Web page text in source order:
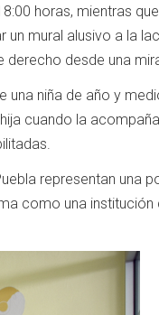
horas, mientras
mural alusivo a la
derecho desde una
una niña de año y
cuando la
representan una
como una